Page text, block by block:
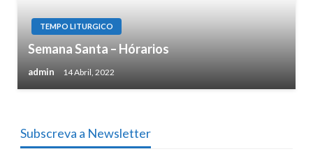
TEMPO LITURGICO
Semana Santa – Hórarios
admin 14 Abril, 2022
Subscreva a Newsletter